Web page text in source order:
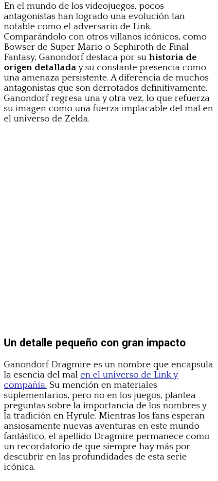
En el mundo de los videojuegos, pocos
antagonistas han logrado una evolución tan
notable como el adversario de Link.
Comparándolo con otros villanos icónicos, como
Bowser de Super Mario o Sephiroth de Final
Fantasy, Ganondorf destaca por su historia de
origen detalladay su constante presencia como
una amenaza persistente. A diferencia de muchos
antagonistas que son derrotados definitivamente,
Ganondorf regresa una y otra vez, lo que refuerza
su imagen como una fuerza implacable del mal en
el universo de Zelda.
Un detalle pequeño con gran impacto
Ganondorf Dragmire es un nombre que encapsula
la esencia del mal en el universo de Link y
compañía. Su mención en materiales
suplementarios, pero no en los juegos, plantea
preguntas sobre la importancia de los nombres y
la tradición en Hyrule. Mientras los fans esperan
ansiosamente nuevas aventuras en este mundo
fantástico, el apellido Dragmire permanece como
un recordatorio de que siempre hay más por
descubrir en las profundidades de esta serie
icónica.